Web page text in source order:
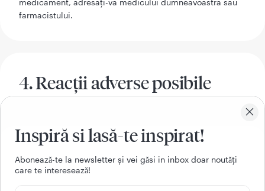
farmacistului.
4. Reacţii adverse posibile
persoanele.
Următoarele reacţii adverse au fost
raportate la administrarea de
Inspiră si lasă-te inspirat!
Aboneazǎ-te la newsletter și vei gǎsi in inbox doar noutǎți
care te intereseazǎ!